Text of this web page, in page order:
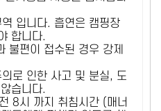
입니다. 흡연은 캠핑장
합니다.
불편이 접수된 경우 강제
로 인한 사고 및 분실, 도
습니다.
8시 까지 취침시간 (매너